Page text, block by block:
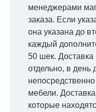
менеджерами
заказа. Если
она указана до
каждый
50 шек. Доставка
отдельно, в день
мебели.
которые